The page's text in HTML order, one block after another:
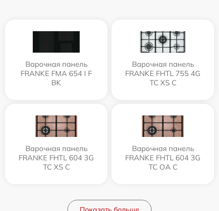
Варочная панель
FRANKE FMA 654 I F
BK
Варочная панель
FRANKE FHTL 755 4G
TC XS C
Варочная панель
FRANKE FHTL 604 3G
TC XS C
Варочная панель
FRANKE FHTL 604 3G
TC OA C